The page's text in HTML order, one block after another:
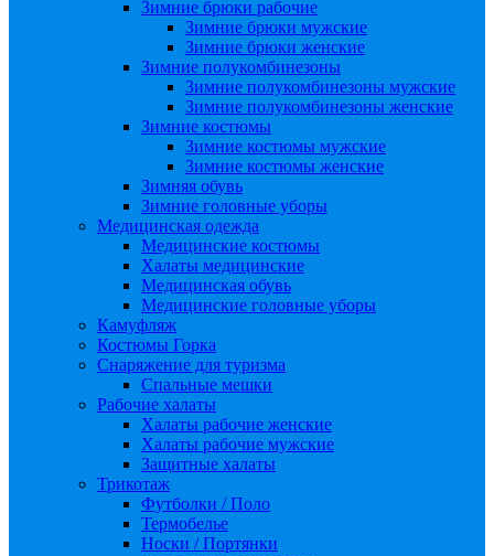
Зимние брюки рабочие
Зимние брюки мужские
Зимние брюки женские
Зимние полукомбинезоны
Зимние полукомбинезоны мужские
Зимние полукомбинезоны женские
Зимние костюмы
Зимние костюмы мужские
Зимние костюмы женские
Зимняя обувь
Зимние головные уборы
Медицинская одежда
Медицинские костюмы
Халаты медицинские
Медицинская обувь
Медицинские головные уборы
Камуфляж
Костюмы Горка
Снаряжение для туризма
Спальные мешки
Рабочие халаты
Халаты рабочие женские
Халаты рабочие мужские
Защитные халаты
Трикотаж
Футболки / Поло
Термобелье
Носки / Портянки